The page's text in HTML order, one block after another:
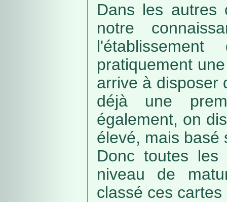
Dans les autres
notre
pratiquement
arrive à disposer
déjà une
également, on
élevé, mais basé
Donc toutes
niveau de
classé ces